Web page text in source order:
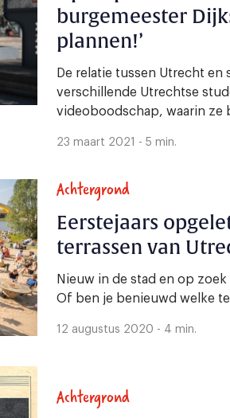
burgemeester
plannen!’
De relatie tussen Utrecht
verschillende Utrechtse
videoboodschap, waarin ze
23 maart 2021 - 5 min.
Achtergrond
Eerstejaars
terrassen van
Nieuw in de stad en op
Of ben je benieuwd welke
12 augustus 2020 - 4 min.
Achtergrond